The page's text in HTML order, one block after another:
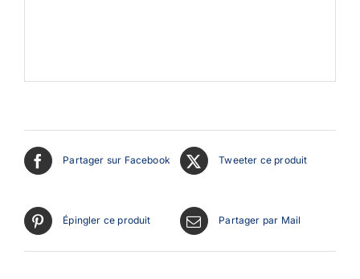
Partager sur Facebook Tweeter ce produit
Épingler ce produit Partager par Mail